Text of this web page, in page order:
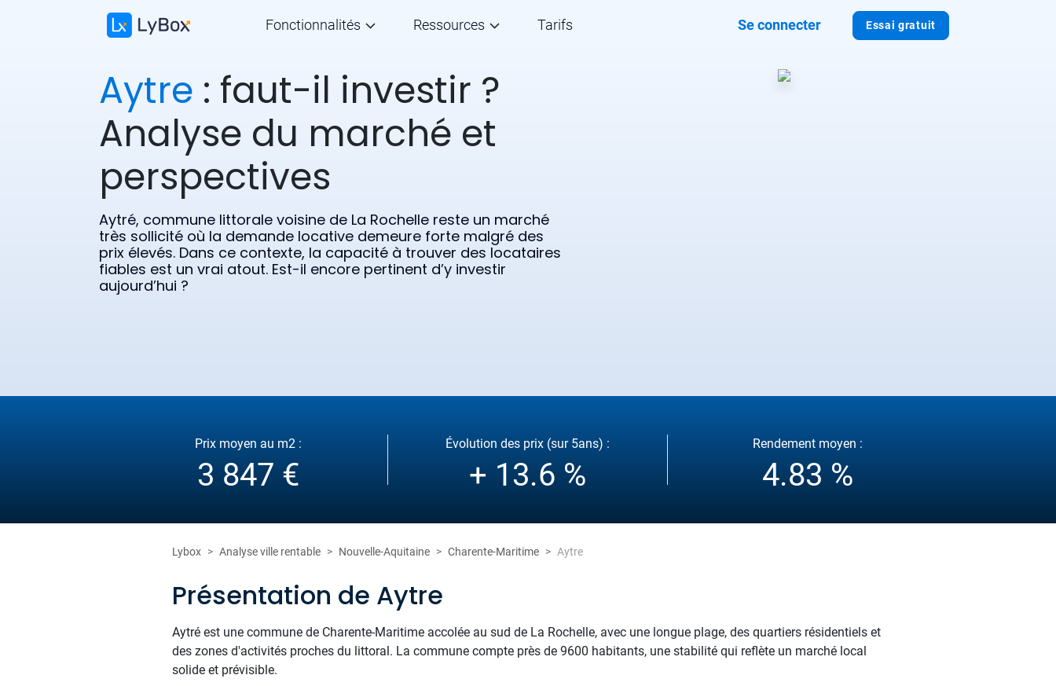
Essai gratuit
Fonctionnalités Ressources Tarifs Se connecter
Aytre : faut-il investir ?
Analyse du marché et
perspectives
Aytré, commune littorale voisine de La Rochelle reste un marché
très sollicité où la demande locative demeure forte malgré des
prix élevés. Dans ce contexte, la capacité à trouver des locataires
fiables est un vrai atout. Est-il encore pertinent d’y investir
aujourd’hui ?
Prix moyen au m2 :
3 847 €
Évolution des prix (sur 5ans) :
+ 13.6 %
Rendement moyen :
4.83 %
Lybox Analyse ville rentable Nouvelle-Aquitaine Charente-Maritime Aytre
Présentation de Aytre
Aytré est une commune de Charente-Maritime accolée au sud de La Rochelle, avec une longue plage, des quartiers résidentiels et
des zones d'activités proches du littoral. La commune compte près de 9600 habitants, une stabilité qui reflète un marché local
solide et prévisible.